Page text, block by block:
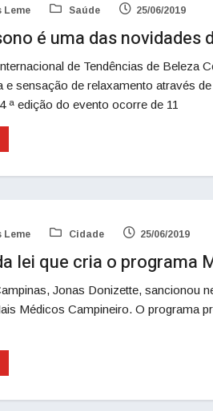
Leme Saúde 25/06/2019
é uma das
de Tendências de Beleza
e sensação de relaxamento através
ª edição do evento ocorre de 11
Leme Cidade 25/06/2019
lei que cria o programa
Jonas Donizette, sancionou
Médicos Campineiro. O programa